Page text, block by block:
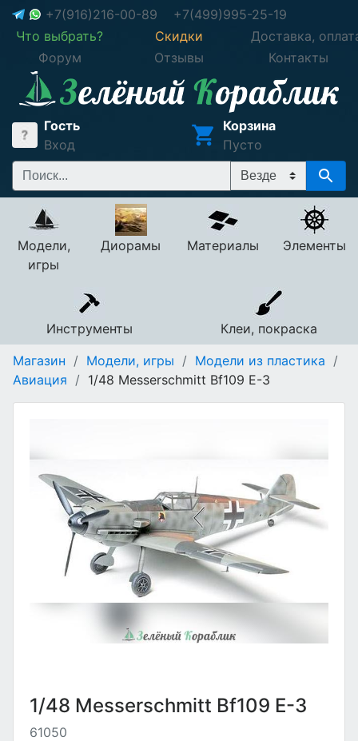
+7(916)216-00-89
+7(499)995-25-19
Что выбрать?
Скидки
Доставка,
Форум
Отзывы Контакты
Гость
Вход
Корзина
Пусто
Модели,
игры
Диорамы Материалы Элементы
Инструменты
Клеи, покраска
Магазин / Модели, игры / Модели из пластика /
Авиация / 1/48 Messerschmitt Bf109 E-3
1/48 Messerschmitt Bf109 E-3
61050